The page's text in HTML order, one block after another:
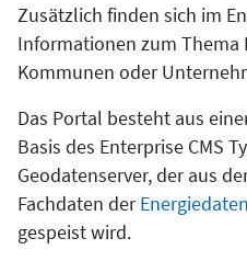
Zusätzlich finden sich im
Informationen zum Thema
Kommunen oder
Das Portal besteht aus
Basis des Enterprise CMS
Geodatenserver, der aus
Fachdaten der
gespeist wird.